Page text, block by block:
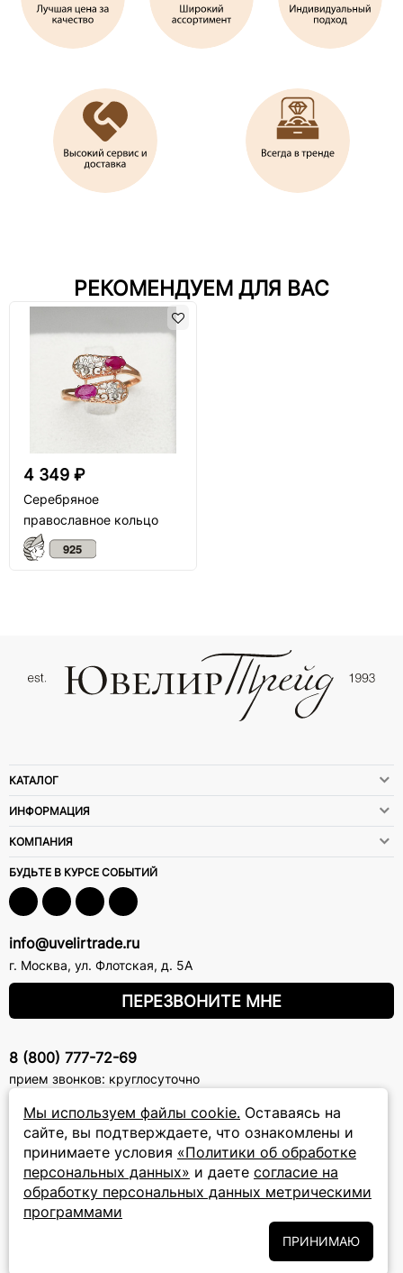
РЕКОМЕНДУЕМ ДЛЯ ВАС
4 349 ₽
Серебряное
православное кольцо
Мы используем файлы cookie. Оставаясь на
сайте, вы подтверждаете, что ознакомлены и
принимаете условия «Политики об обработке
персональных данных» и даете согласие на
обработку персональных данных метрическими
программами
ПРИНИМАЮ
КАТАЛОГ
ИНФОРМАЦИЯ
КОМПАНИЯ
БУДЬТЕ В КУРСЕ СОБЫТИЙ
info@uvelirtrade.ru
г. Москва, ул. Флотская, д. 5А
ПЕРЕЗВОНИТЕ МНЕ
8 (800) 777-72-69
прием звонков: круглосуточно
ПОДПИСКА НА РАССЫЛКУ
Подписаться на новости
Подписываясь на рассылку, вы соглашаетесь с условиямиПолитики
обработки персональных данных